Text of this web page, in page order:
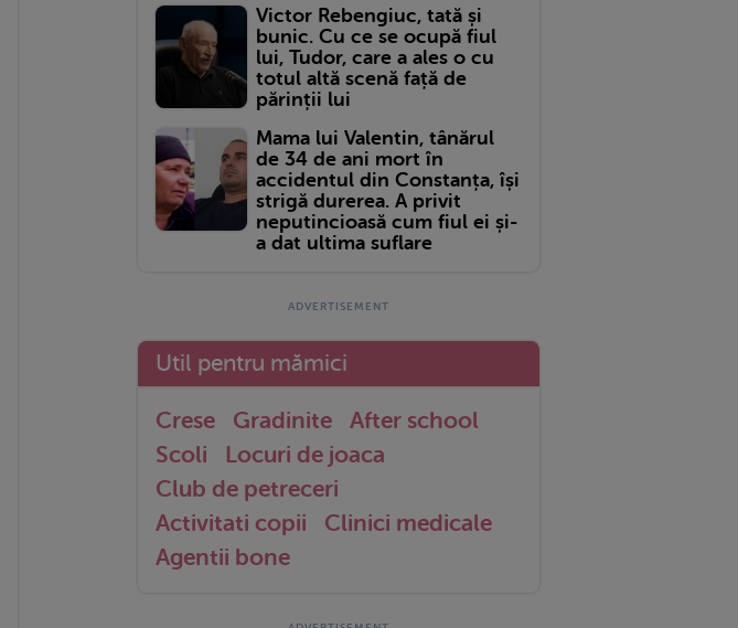
Victor Rebengiuc, tată și
bunic. Cu ce se ocupă fiul
lui, Tudor, care a ales o cu
totul altă scenă față de
părinții lui
Mama lui Valentin, tânărul
de 34 de ani mort în
accidentul din Constanța, își
strigă durerea. A privit
neputincioasă cum fiul ei și-
a dat ultima suflare
Util pentru mămici
Crese Gradinite
After school
Scoli
Locuri de joaca
Club de petreceri
Activitati copii
Clinici medicale
Agentii bone